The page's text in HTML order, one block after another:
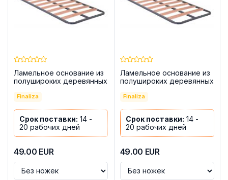
Ламельное основание из
полушироких деревянных
ножками
Finaliza
Срок поставки: 14 -
20 рабочих дней
49.00 EUR
Ламельное основание из
полушироких деревянных
ножками - Laminor
Finaliza
Срок поставки: 14 -
20 рабочих дней
49.00 EUR